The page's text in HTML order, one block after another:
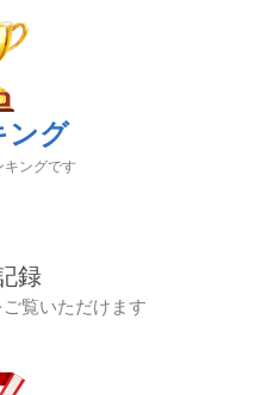
ング
ングです
録
覧いただけます